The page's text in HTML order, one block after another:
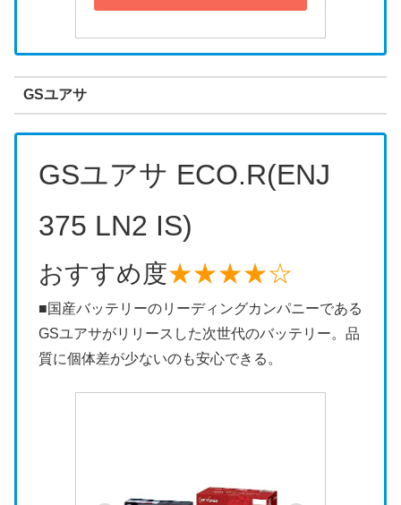
GSユアサ
GSユアサ ECO.R(ENJ
375 LN2 IS)
おすすめ度★★★★☆
■国産バッテリーのリーディングカンパニーである
GSユアサがリリースした次世代のバッテリー。品
質に個体差が少ないのも安心できる。